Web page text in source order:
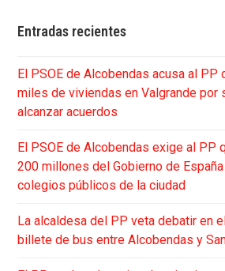
Entradas recientes
El PSOE de Alcobendas acusa al
miles de viviendas en Valgrande por
alcanzar acuerdos
El PSOE de Alcobendas exige al PP
200 millones del Gobierno de
colegios públicos de la ciudad
La alcaldesa del PP veta debatir en
billete de bus entre Alcobendas y